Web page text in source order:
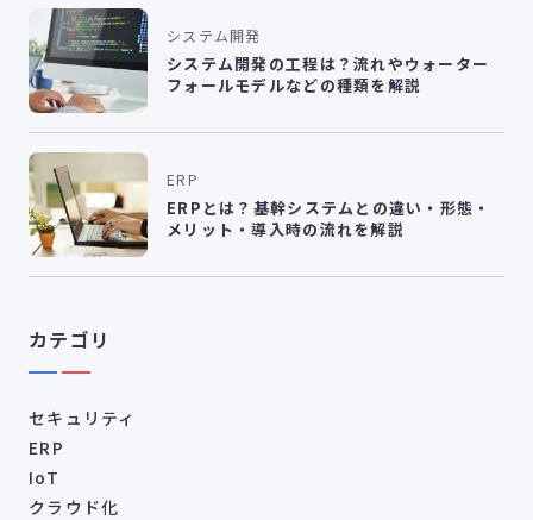
システム開発
システム開発の工程は？流れやウォーター
フォールモデルなどの種類を解説
ERP
ERPとは？基幹システムとの違い・形態・
メリット・導入時の流れを解説
カテゴリ
セキュリティ
ERP
IoT
クラウド化